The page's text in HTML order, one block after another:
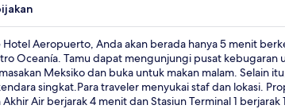
Aeropuerto, Anda akan berada hanya 5 menit
Oceanía. Tamu dapat mengunjungi pusat
Meksiko dan buka untuk makan malam. Selain
singkat.Para traveler menyukai staf dan lokasi.
Air berjarak 4 menit dan Stasiun Terminal 1 berjarak